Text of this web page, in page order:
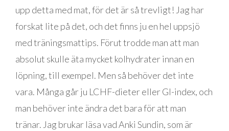
upp detta med mat, för det är så trevligt! Jag har
forskat lite på det, och det finns ju en hel uppsjö
med träningsmattips. Förut trodde man att man
absolut skulle äta mycket kolhydrater innan en
löpning, till exempel. Men så behöver det inte
vara. Många går ju LCHF-dieter eller GI-index, och
man behöver inte ändra det bara för att man
tränar. Jag brukar läsa vad Anki Sundin, som är